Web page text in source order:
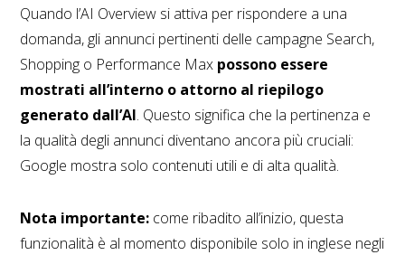
Quando l’AI Overview si attiva per rispondere a una
domanda, gli annunci pertinenti delle campagne Search,
Shopping o Performance Max possono essere
mostrati all’interno o attorno al riepilogo
generato dall’AI. Questo significa che la pertinenza e
la qualità degli annunci diventano ancora più cruciali:
Google mostra solo contenuti utili e di alta qualità.
Nota importante: come ribadito all’inizio, questa
funzionalità è al momento disponibile solo in inglese negli